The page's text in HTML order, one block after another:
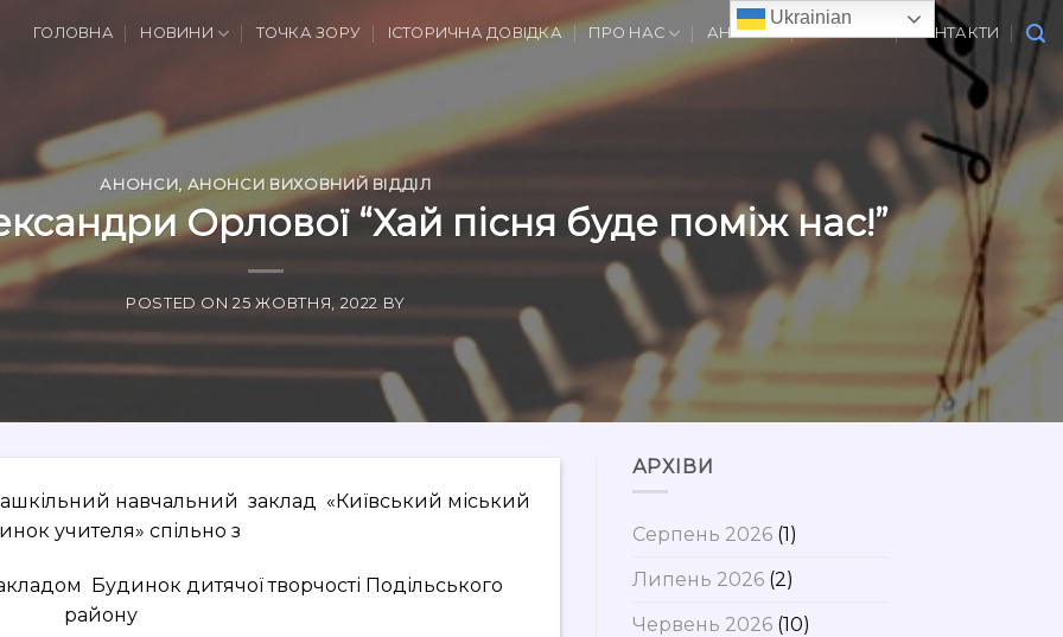
ГОЛОВНА НОВИНИ ТОЧКА ЗОРУ ІСТОРИЧНА ДОВІДКА ПРО НАС АНОНСИ ВАКАНСІЇ КОНТАКТИ
АНОНСИ,АНОНСИ ВИХОВНИЙ ВІДДІЛ
Орлової “Хай пісня буде поміж нас!”
POSTED ON25 ЖОВТНЯ, 2022 BY
навчальний заклад «Київський міський
учителя» спільно з
Будинок дитячої творчості Подільського
району
АРХІВИ
Серпень 2026(1)
Липень 2026(2)
Червень 2026(10)
Ukrainian